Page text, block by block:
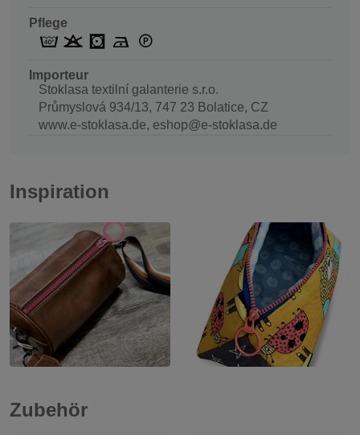
Pflege
Importeur
Stoklasa textilní galanterie s.r.o.
Průmyslová 934/13, 747 23 Bolatice, CZ
www.e-stoklasa.de, eshop@e-stoklasa.de
Inspiration
Zubehör